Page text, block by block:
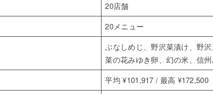
20店舗
20メニュー
ぶなしめじ、野沢菜漬け、野沢
菜の花みゆき卵、幻の米、信
平均 ¥101,917 / 最高 ¥172,500